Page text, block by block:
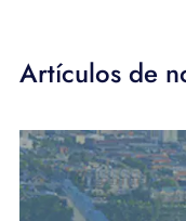
Artículos de